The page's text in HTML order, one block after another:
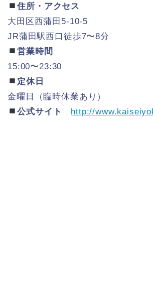
住所・アクセス
大田区西蒲田5-10-5
JR蒲田駅西口徒歩7〜8分
営業時間
15:00〜23:30
定休日
金曜日（臨時休業あり）
公式サイト
http://